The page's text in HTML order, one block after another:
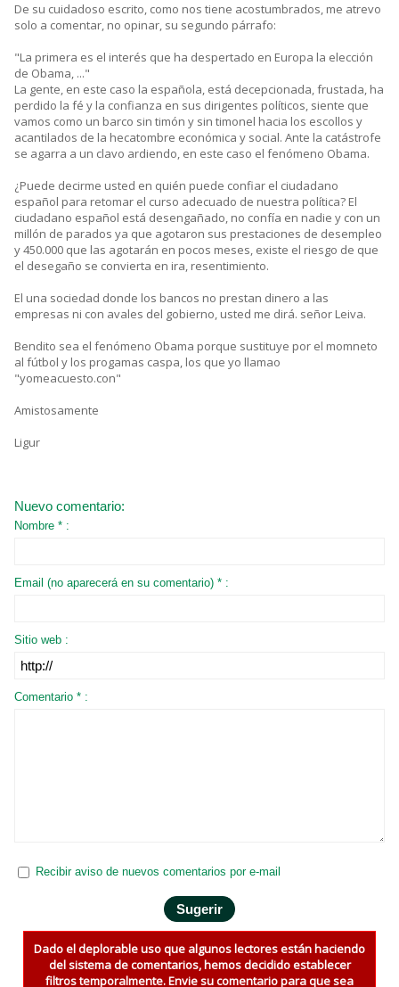
De su cuidadoso escrito, como nos tiene acostumbrados, me atrevo
solo a comentar, no opinar, su segundo párrafo:
"La primera es el interés que ha despertado en Europa la elección
de Obama, ..."
La gente, en este caso la española, está decepcionada, frustada, ha
perdido la fé y la confianza en sus dirigentes políticos, siente que
vamos como un barco sin timón y sin timonel hacia los escollos y
acantilados de la hecatombre económica y social. Ante la catástrofe
se agarra a un clavo ardiendo, en este caso el fenómeno Obama.
¿Puede decirme usted en quién puede confiar el ciudadano
español para retomar el curso adecuado de nuestra política? El
ciudadano español está desengañado, no confía en nadie y con un
millón de parados ya que agotaron sus prestaciones de desempleo
y 450.000 que las agotarán en pocos meses, existe el riesgo de que
el desegaño se convierta en ira, resentimiento.
El una sociedad donde los bancos no prestan dinero a las
empresas ni con avales del gobierno, usted me dirá. señor Leiva.
Bendito sea el fenómeno Obama porque sustituye por el momneto
al fútbol y los progamas caspa, los que yo llamao
"yomeacuesto.con"
Amistosamente
Ligur
Nuevo comentario:
Nombre * :
Email (no aparecerá en su comentario) * :
Sitio web :
Comentario * :
Recibir aviso de nuevos comentarios por e-mail
Dado el deplorable uso que algunos lectores están haciendo
del sistema de comentarios, hemos decidido establecer
filtros temporalmente. Envie su comentario para que sea